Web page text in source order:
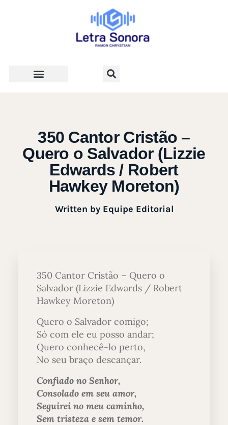
350 Cantor Cristão –
Quero o Salvador (Lizzie
Edwards / Robert
Hawkey Moreton)
Written byEquipe Editorial
350 Cantor Cristão – Quero o
Salvador (Lizzie Edwards / Robert
Hawkey Moreton)
Quero o Salvador comigo;
Só com ele eu posso andar;
Quero conhecê-lo perto,
No seu braço descançar.
Confiado no Senhor,
Consolado em seu amor,
Seguirei no meu caminho,
Sem tristeza e sem temor.